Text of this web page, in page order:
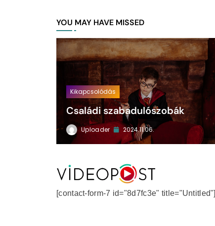
YOU MAY HAVE MISSED
Kikapcsolódás
Családi szabadulószobák
Uploader 2024.11.06.
VideoPost
[contact-form-7 id="8d7fc3e" title="Untitled"]